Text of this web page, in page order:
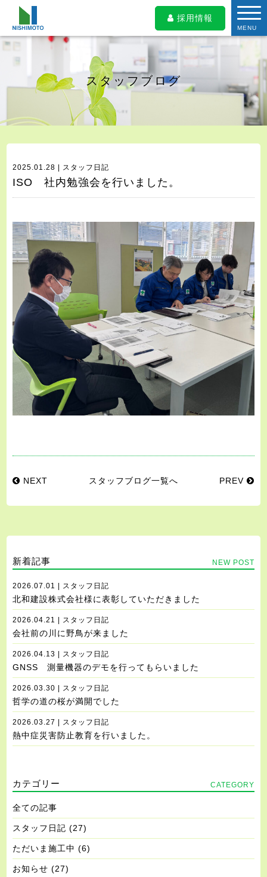
採用情報
MENU
スタッフブログ
2025.01.28 | スタッフ日記
ISO 社内勉強会を行いました。
NEXT スタッフブログ一覧へ PREV
新着記事 NEW POST
2026.07.01 | スタッフ日記
北和建設株式会社様に表彰していただきました
2026.04.21 | スタッフ日記
会社前の川に野鳥が来ました
2026.04.13 | スタッフ日記
GNSS 測量機器のデモを行ってもらいました
2026.03.30 | スタッフ日記
哲学の道の桜が満開でした
2026.03.27 | スタッフ日記
熱中症災害防止教育を行いました。
カテゴリー CATEGORY
全ての記事
スタッフ日記 (27)
ただいま施工中 (6)
お知らせ (27)